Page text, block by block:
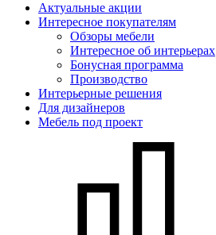
Актуальные акции
Интересное покупателям
Обзоры мебели
Интересное об интерьерах
Бонусная программа
Производство
Интерьерные решения
Для дизайнеров
Мебель под проект